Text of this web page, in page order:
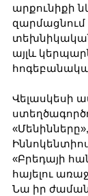
արքունիքի
զարմացնում
այլև
Վելասկեսի
«Բրեդայի
հայելու
Նա իր